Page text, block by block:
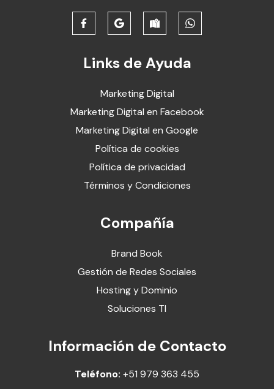
Links de Ayuda
Marketing Digital
Marketing Digital en Facebook
Marketing Digital en Google
Política de cookies
Política de privacidad
Términos y Condiciones
Compañía
Brand Book
Gestión de Redes Sociales
Hosting y Dominio
Soluciones TI
Información de Contacto
Teléfono: +51 979 363 455